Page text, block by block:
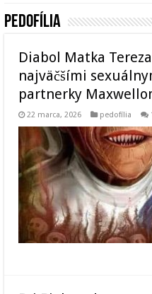
pedofília
Diabol Matka
najväčšími
partnerky
22 marca, 2026 pedofília